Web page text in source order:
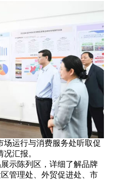
运行与消费服务处听取促
汇报。
陈列区，详细了解品牌
管理处、外贸促进处、市